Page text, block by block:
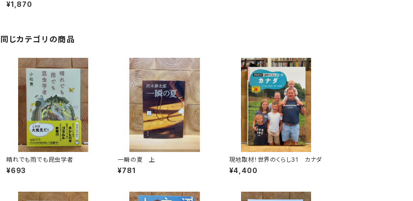
¥1,870
同じカテゴリの商品
晴れでも雨でも昆虫学者
¥693
一瞬の夏 上
¥781
現地取材！世界のくらし31 カナダ
¥4,400